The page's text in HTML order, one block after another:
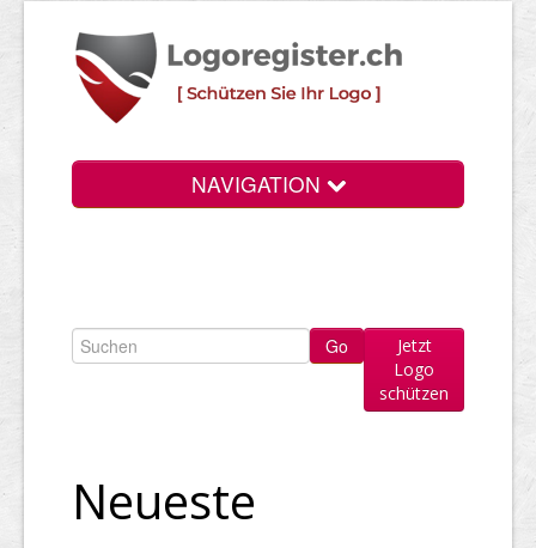
NAVIGATION
Suchen
Jetzt
Logo
schützen
Neueste